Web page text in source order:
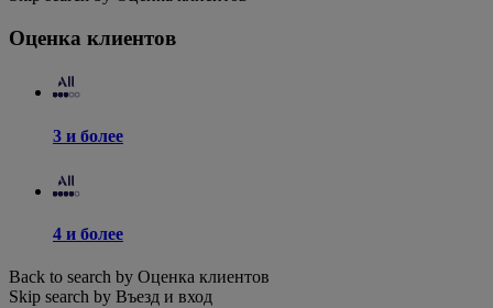
Оценка клиентов
3 и более
4 и более
Back to search by Оценка клиентов
Skip search by Въезд и вход